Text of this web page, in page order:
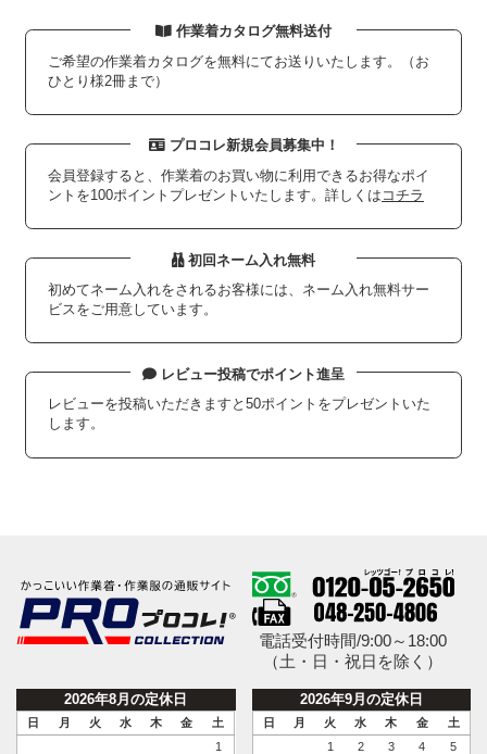
作業着カタログ無料送付
ご希望の作業着カタログを無料にてお送りいたします。（お
ひとり様2冊まで）
プロコレ新規会員募集中！
会員登録すると、作業着のお買い物に利用できるお得なポイ
ントを100ポイントプレゼントいたします。詳しくは コチラ
初回ネーム入れ無料
初めてネーム入れをされるお客様には、ネーム入れ無料サー
ビスをご用意しています。
レビュー投稿でポイント進呈
レビューを投稿いただきますと50ポイントをプレゼントいた
します。
電話受付時間/9:00～18:00
（土・日・祝日を除く）
2026年8月の定休日
日 月 火 水 木 金
土
1
2026年9月の定休日
日 月 火 水 木 金
土
1
2 3 4
5